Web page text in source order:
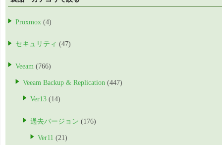
Proxmox (4)
セキュリティ (47)
Veeam (766)
Veeam Backup & Replication (447)
Ver13 (14)
過去バージョン (176)
Ver11 (21)